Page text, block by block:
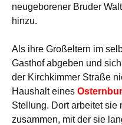
neugeborener Bruder
hinzu.
Als ihre Großeltern im
Gasthof abgeben und
der Kirchkimmer Straße
Haushalt eines
Stellung. Dort arbeitet sie
zusammen, mit der sie